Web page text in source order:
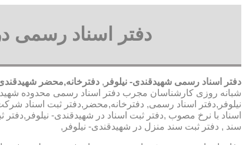
دفتر اسناد رسمی
دفتر اسناد رسمی شهیدقندی- نیلوفر , دفترخانه,محضر
شبانه روزی کارشناسان مجرب دفتر اسناد رسمی محدوده
نیلوفر,دفتر اسناد رسمی, دفترخانه,محضر,دفتر ثبت اسناد
اسناد با نرخ مصوب ,دفتر ثبت اسناد در شهیدقندی-
سند , دفتر ثبت سند منزل در شهیدقندی- نیلوفر,